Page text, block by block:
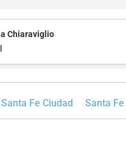
Chiaraviglio
Santa Fe Ciudad Santa Fe